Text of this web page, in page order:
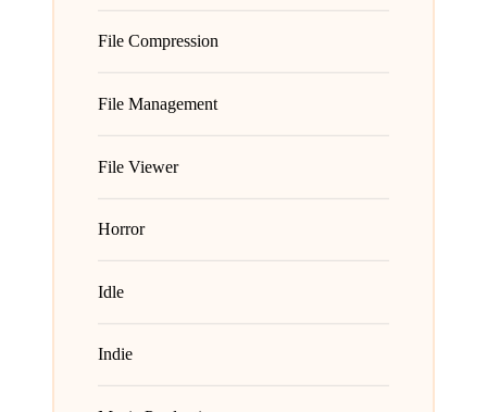
File Compression
File Management
File Viewer
Horror
Idle
Indie